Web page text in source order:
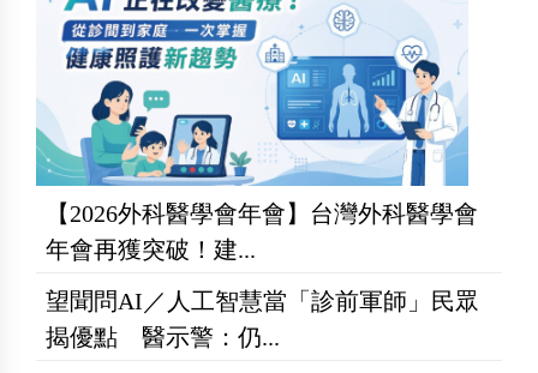
【2026外科醫學會年會】台灣外科醫學會
年會再獲突破！建...
望聞問AI／人工智慧當「診前軍師」民眾
揭優點 醫示警：仍...